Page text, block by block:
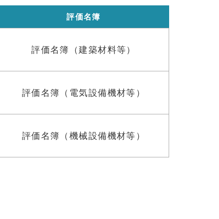
評価名簿
評価名簿（建築材料等）
評価名簿（電気設備機材等）
評価名簿（機械設備機材等）